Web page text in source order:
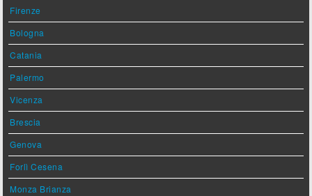
Firenze
Bologna
Catania
Palermo
Vicenza
Brescia
Genova
Forlì Cesena
Monza Brianza